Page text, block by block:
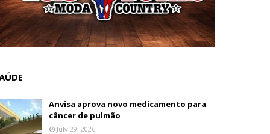
Anvisa aprova novo medicamento para
câncer de pulmão
July 29, 2026